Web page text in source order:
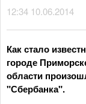
12:34 10.06.2014
Как стало
городе
области
"Сбербанка".